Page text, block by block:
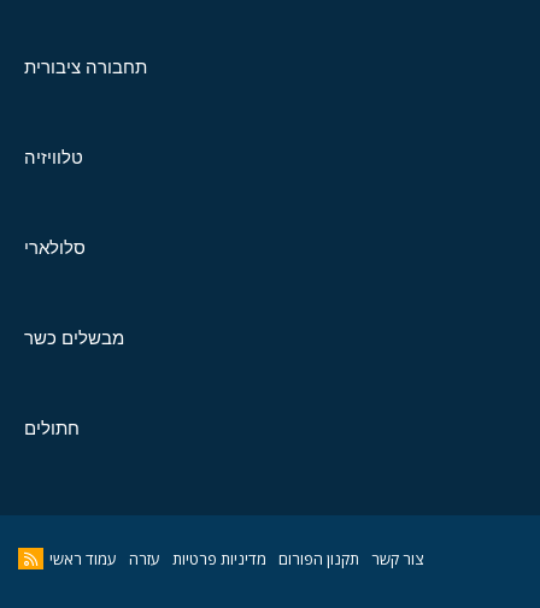
תחבורה ציבורית
טלוויזיה
סלולארי
מבשלים כשר
חתולים
צור קשר תקנון הפורום מדיניות פרטיות עזרה עמוד ראשי